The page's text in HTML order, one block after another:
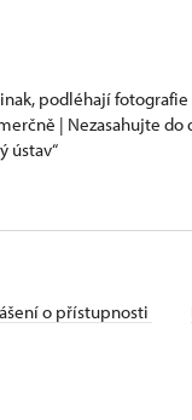
podléhají fotografie
| Nezasahujte
ústav“
o přístupnosti